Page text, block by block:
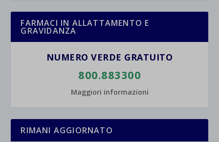
FARMACI IN ALLATTAMENTO E
GRAVIDANZA
NUMERO VERDE GRATUITO
800.883300
Maggiori informazioni
RIMANI AGGIORNATO
Mostra dettagli